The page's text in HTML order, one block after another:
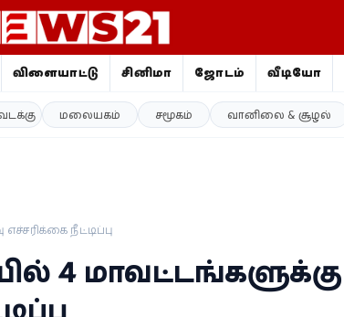
விளையாட்டு சினிமா ஜோதிடம் வீடியோ
மலையகம் சமூகம் வானிலை & சூழல்
நீட்டிப்பு
4 மாவட்டங்களுக்கு